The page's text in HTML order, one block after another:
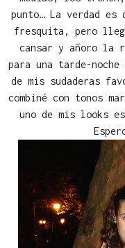
punto… La verdad
fresquita, pero
cansar y añoro la
para una tarde-
de mis sudaderas
combiné con tonos
uno de mis looks